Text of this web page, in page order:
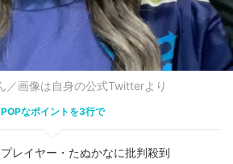
／画像は自身の公式Twitterより
POPなポイントを3行で
プレイヤー・たぬかなに批判殺到